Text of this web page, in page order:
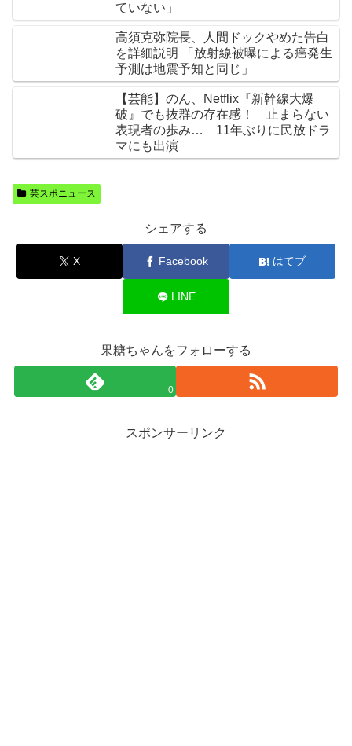
ていない」
高須克弥院長、人間ドックやめた告白
を詳細説明 「放射線被曝による癌発生
予測は地震予知と同じ」
【芸能】のん、Netflix『新幹線大爆
破』でも抜群の存在感！ 止まらない
表現者の歩み… 11年ぶりに民放ドラ
マにも出演
芸スポニュース
シェアする
X Facebook はてブ
LINE
果糖ちゃんをフォローする
0
スポンサーリンク